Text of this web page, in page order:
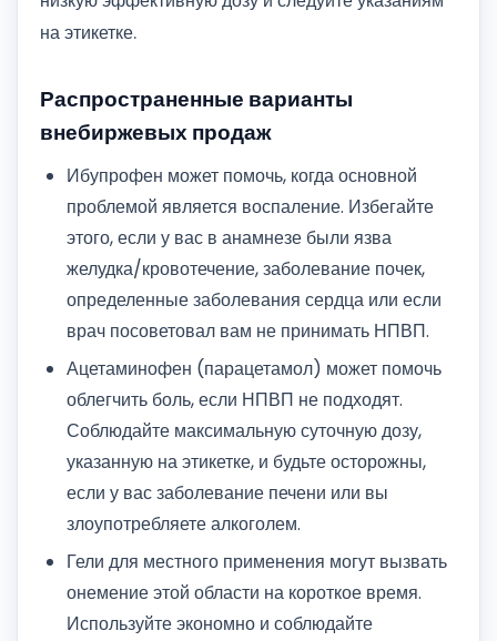
на этикетке.
Распространенные варианты
внебиржевых продаж
Ибупрофен может помочь, когда основной
проблемой является воспаление. Избегайте
этого, если у вас в анамнезе были язва
желудка/кровотечение, заболевание почек,
определенные заболевания сердца или если
врач посоветовал вам не принимать НПВП.
Ацетаминофен (парацетамол) может помочь
облегчить боль, если НПВП не подходят.
Соблюдайте максимальную суточную дозу,
указанную на этикетке, и будьте осторожны,
если у вас заболевание печени или вы
злоупотребляете алкоголем.
Гели для местного применения могут вызвать
онемение этой области на короткое время.
Используйте экономно и соблюдайте